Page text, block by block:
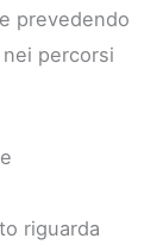
prevedendo
nei percorsi
riguarda